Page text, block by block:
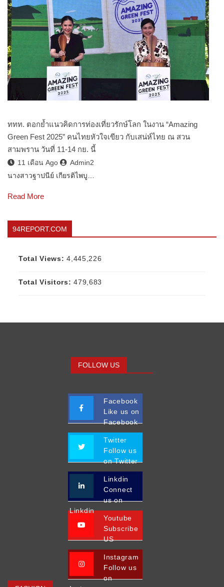
ททท. ตอกย้ำแนวคิดการท่องเที่ยวรักษ์โลก ในงาน “Amazing
Green Fest 2025” คนไทยหัวใจเขียว กับเสน่ห์ไทย ณ สวน
สามพราน วันที่ 11-14 กย. นี้
11 เดือน Ago
Admin2
นางสาวฐาปนีย์ เกียรติไพบู…
Read More
94REPORT.COM
Total Views:4,445,226
Total Visitors:479,683
FOLLOW US
Facebook
Like us on
Facebook
Twitter
Follow us
on Twitter
Linkdin
Connect
us on
Linkdin
Youtube
Subscribe
US
Instagram
Follow us
on